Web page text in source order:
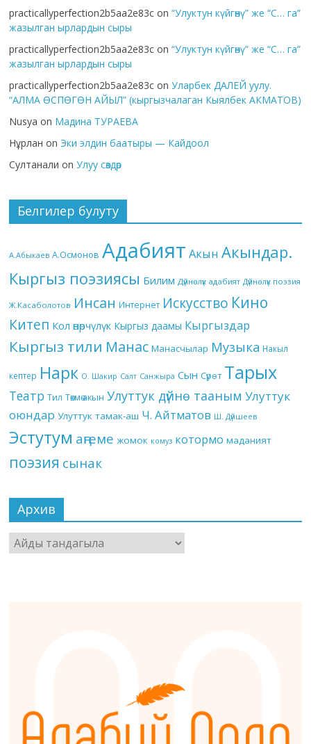
practicallyperfection2b5aa2e83c on“Улуктун күйгөнү” же “С… га”
жазылган ырлардын сыры
practicallyperfection2b5aa2e83c on“Улуктун күйгөнү” же “С… га”
жазылган ырлардын сыры
practicallyperfection2b5aa2e83c onУларбек ДАЛЕЙ уулу.
“АЛМА ӨСПӨГӨН АЙЫЛ” (кыргызчалаган Кыялбек АКМАТОВ)
Nusya on Мадина ТУРАЕВА
Нұрлан on Эки элдин баатыры — Кайдоол
Султанали onУлуу сөздөр
Белгилер булуту
А.Абыкаев А.Осмонов Адабият Акын Акындар.
Кыргыз поэзиясы Билим Дүйнөлүк адабият Дүйнөлүк поэзия
Ж.Касаболотов Инсан Интернет Искусство Кино
Китеп Кол өнөрчүлүк Кыргыз даамы Кыргыздар
Кыргыз тили Манас Манасчылар Музыка Накыл
кептер Нарк О. Шакир Салт Санжыра Сын Сүрөт Тарых
Театр Тил Төкмө акын Улуттук дүйнө тааным Улуттук
оюндар Улуттук тамак-аш Ч. Айтматов Ш. Дүйшеев
Эстутум аңгеме жомок комуз котормо маданият
поэзия сынак
Архив
Архив